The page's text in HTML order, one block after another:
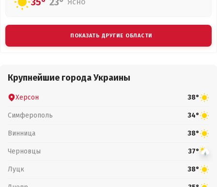
ПОКАЗАТЬ ДРУГИЕ ОБЛАСТИ
Крупнейшие города Украины
Херсон 38°
Симферополь 34°
Винница 38°
Черновцы 37°
Луцк 38°